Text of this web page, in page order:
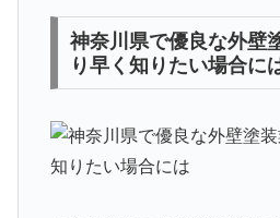
神奈川県で優良な外壁
り早く知りたい場合に